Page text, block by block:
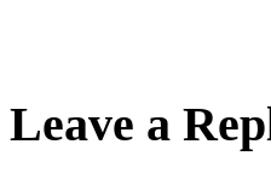
Leave a